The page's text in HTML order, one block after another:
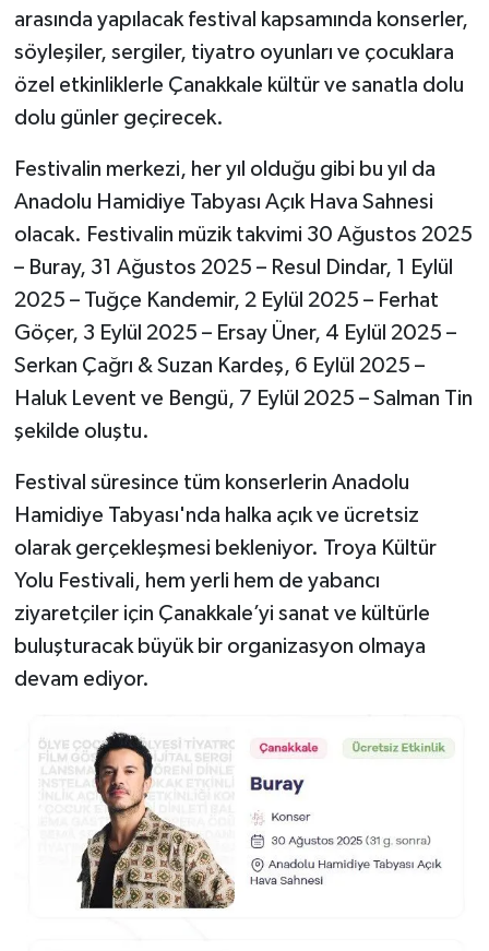
arasında yapılacak festival kapsamında konserler,
söyleşiler, sergiler, tiyatro oyunları ve çocuklara
özel etkinliklerle Çanakkale kültür ve sanatla dolu
dolu günler geçirecek.
Festivalin merkezi, her yıl olduğu gibi bu yıl da
Anadolu Hamidiye Tabyası Açık Hava Sahnesi
olacak. Festivalin müzik takvimi 30 Ağustos 2025
– Buray, 31 Ağustos 2025 – Resul Dindar, 1 Eylül
2025 – Tuğçe Kandemir, 2 Eylül 2025 – Ferhat
Göçer, 3 Eylül 2025 – Ersay Üner, 4 Eylül 2025 –
Serkan Çağrı & Suzan Kardeş, 6 Eylül 2025 –
Haluk Levent ve Bengü, 7 Eylül 2025 – Salman Tin
şekilde oluştu.
Festival süresince tüm konserlerin Anadolu
Hamidiye Tabyası'nda halka açık ve ücretsiz
olarak gerçekleşmesi bekleniyor. Troya Kültür
Yolu Festivali, hem yerli hem de yabancı
ziyaretçiler için Çanakkale’yi sanat ve kültürle
buluşturacak büyük bir organizasyon olmaya
devam ediyor.